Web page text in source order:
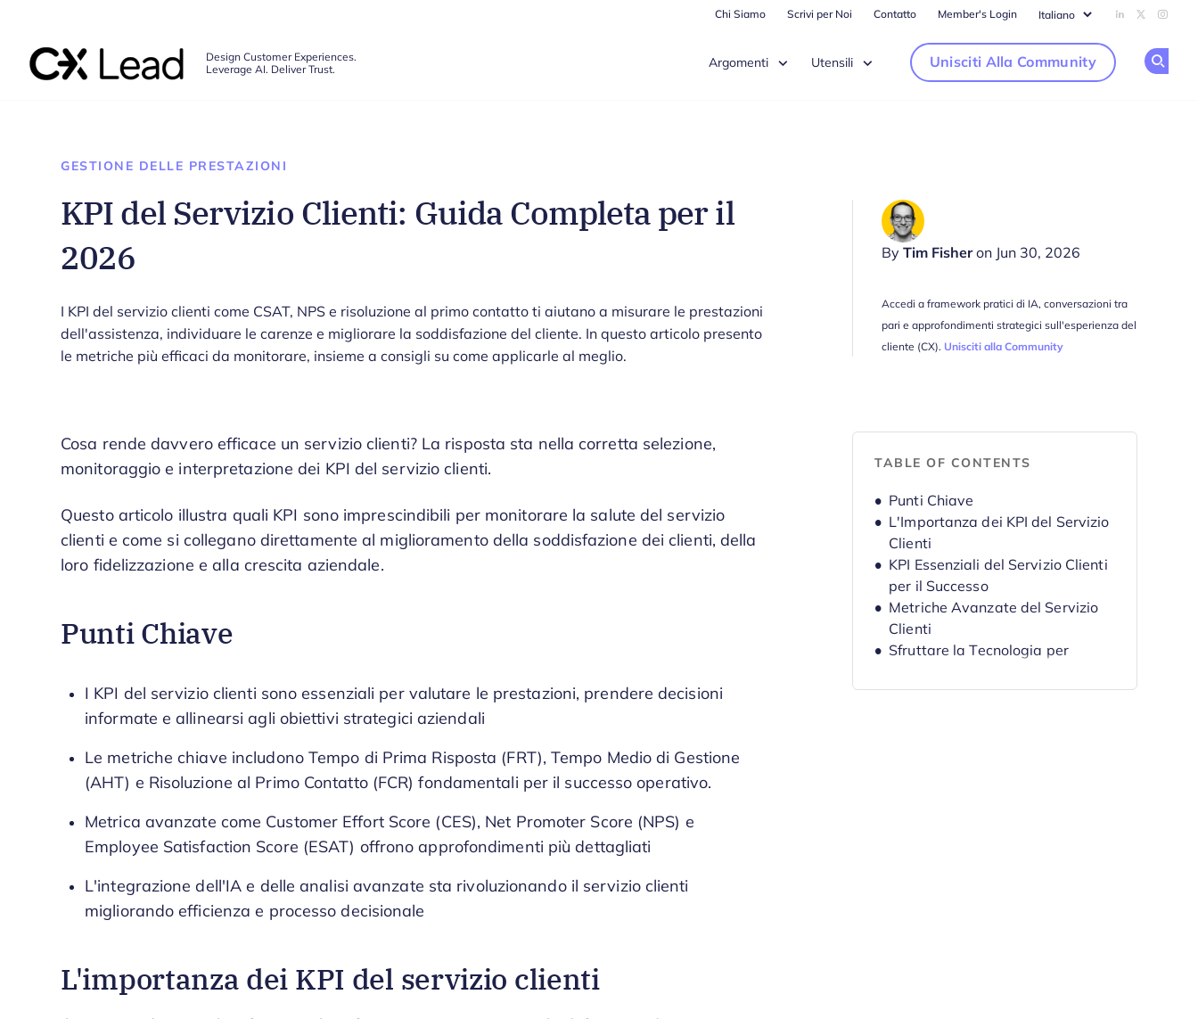
Chi Siamo Scrivi per Noi Contatto Member's Login Add us on
Follow
Design Customer Experiences.
Leverage AI. Deliver Trust.
Argomenti Utensili Unisciti Alla Community
GESTIONE DELLE PRESTAZIONI
KPI del Servizio Clienti: Guida Completa per il
2026
By Tim Fisher on Jun 30, 2026
Accedi a framework pratici di IA, conversazioni tra
pari e approfondimenti strategici sull'esperienza del
cliente (CX). Unisciti alla Community
I KPI del servizio clienti come CSAT, NPS e risoluzione al primo contatto ti aiutano a misurare le prestazioni
dell'assistenza, individuare le carenze e migliorare la soddisfazione del cliente. In questo articolo presento
le metriche più efficaci da monitorare, insieme a consigli su come applicarle al meglio.
Cosa rende davvero efficace un servizio clienti? La risposta sta nella corretta selezione,
monitoraggio e interpretazione dei KPI del servizio clienti.
Questo articolo illustra quali KPI sono imprescindibili per monitorare la salute del servizio
clienti e come si collegano direttamente al miglioramento della soddisfazione dei clienti, della
loro fidelizzazione e alla crescita aziendale.
Punti Chiave
I KPI del servizio clienti sono essenziali per valutare le prestazioni, prendere decisioni
informate e allinearsi agli obiettivi strategici aziendali
Le metriche chiave includono Tempo di Prima Risposta (FRT), Tempo Medio di Gestione
(AHT) e Risoluzione al Primo Contatto (FCR) fondamentali per il successo operativo.
Metrica avanzate come Customer Effort Score (CES), Net Promoter Score (NPS) e
Employee Satisfaction Score (ESAT) offrono approfondimenti più dettagliati
L'integrazione dell'IA e delle analisi avanzate sta rivoluzionando il servizio clienti
migliorando efficienza e processo decisionale
L'importanza dei KPI del servizio clienti
TABLE OF CONTENTS
Punti Chiave
L'Importanza dei KPI del Servizio
Clienti
KPI Essenziali del Servizio Clienti
per il Successo
Metriche Avanzate del Servizio
Clienti
Sfruttare la Tecnologia per
Consigli per Migliorare le